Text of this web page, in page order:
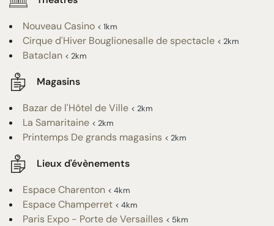
Nouveau Casino < 1km
Cirque d'Hiver Bouglionesalle de spectacle < 2km
Bataclan < 2km
Magasins
Bazar de l'Hôtel de Ville < 2km
La Samaritaine < 2km
Printemps De grands magasins < 2km
Lieux d'évènements
Espace Charenton < 4km
Espace Champerret < 4km
Paris Expo - Porte de Versailles < 5km